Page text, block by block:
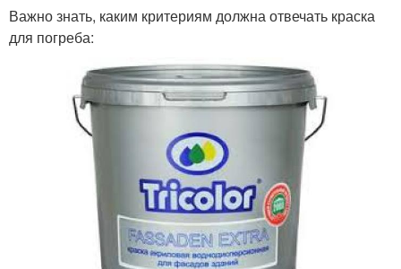
Важно знать, каким критериям должна отвечать краска
для погреба: